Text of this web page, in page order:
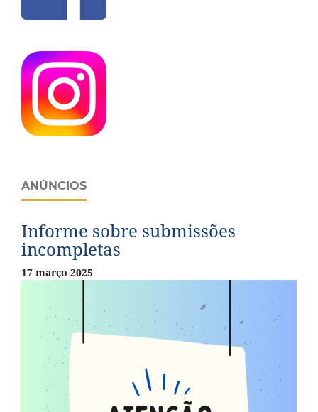
ANÚNCIOS
Informe sobre submissões
incompletas
17 março 2025